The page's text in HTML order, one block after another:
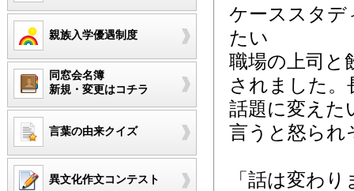
親族入学優遇制度
同窓会名簿
新規・変更はコチラ
言葉の由来クイズ
異文化作文コンテスト
ケーススタ
たい
職場の上司と
されました
話題に変えた
言うと怒られ
「話は変わ